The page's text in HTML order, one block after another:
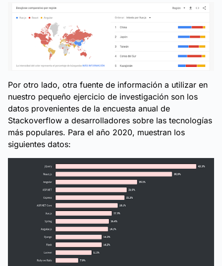
Por otro lado, otra fuente de información a utilizar en
nuestro pequeño ejercicio de investigación son los
datos provenientes de la encuesta anual de
Stackoverflow a desarrolladores sobre las tecnologías
más populares. Para el año 2020, muestran los
siguientes datos: